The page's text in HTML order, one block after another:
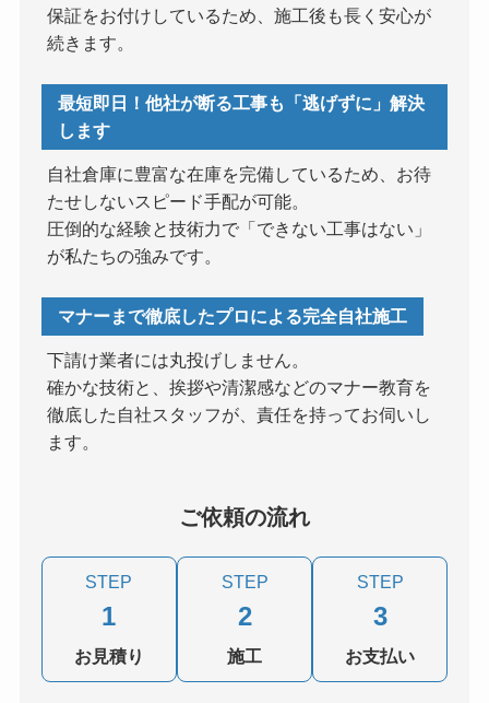
保証をお付けしているため、施工後も長く安心が
続きます。
最短即日！他社が断る工事も「逃げずに」解決
します
自社倉庫に豊富な在庫を完備しているため、お待
たせしないスピード手配が可能。
圧倒的な経験と技術力で「できない工事はない」
が私たちの強みです。
マナーまで徹底したプロによる完全自社施工
下請け業者には丸投げしません。
確かな技術と、挨拶や清潔感などのマナー教育を
徹底した自社スタッフが、責任を持ってお伺いし
ます。
ご依頼の流れ
STEP
1
お見積り
STEP
2
施工
STEP
3
お支払い